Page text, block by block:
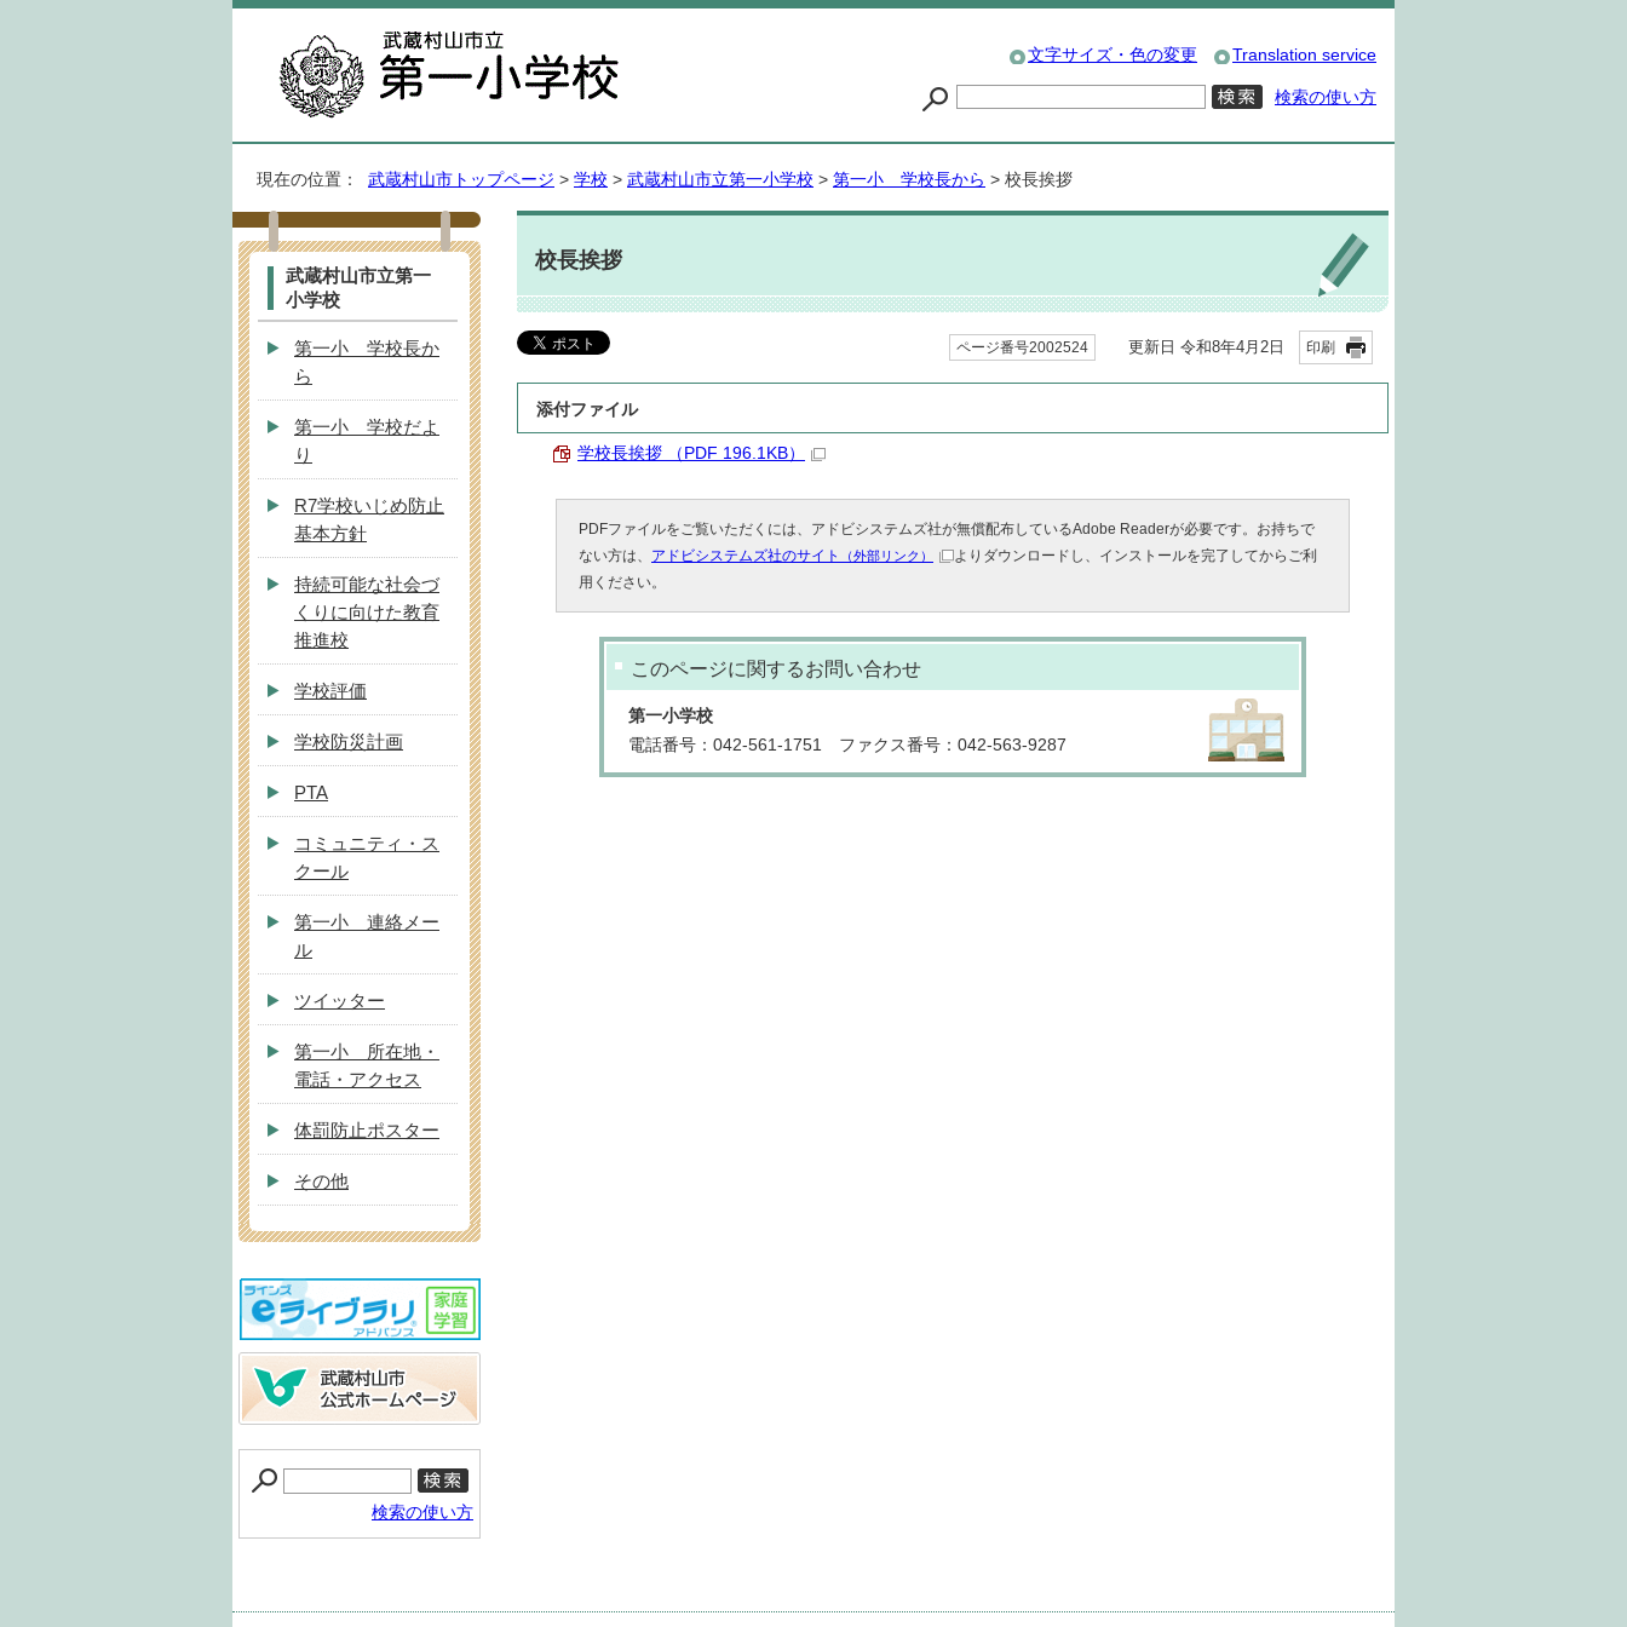
文字サイズ・色の変更 Translation service
検索の使い方
現在の位置： 武蔵村山市トップページ > 学校 > 武蔵村山市立第一小学校 > 第一小 学校長から > 校長挨拶
校長挨拶
ページ番号2002524 更新日 令和8年4月2日 印刷
添付ファイル
学校長挨拶 （PDF 196.1KB）
PDFファイルをご覧いただくには、アドビシステムズ社が無償配布しているAdobe Readerが必要です。お持ちで
ない方は、 アドビシステムズ社のサイト （外部リンク）
よりダウンロードし、インストールを完了してからご利
用ください。
このページに関するお問い合わせ
第一小学校
電話番号：042-561-1751 ファクス番号：042-563-9287
武蔵村山市立第一
小学校
第一小 学校長か
ら
第一小 学校だよ
り
R7学校いじめ防止
基本方針
持続可能な社会づ
くりに向けた教育
推進校
学校評価
学校防災計画
PTA
コミュニティ・ス
クール
第一小 連絡メー
ル
ツイッター
第一小 所在地・
電話・アクセス
体罰防止ポスター
その他
検索の使い方